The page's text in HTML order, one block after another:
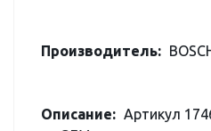
Производитель:
Описание: Артикул